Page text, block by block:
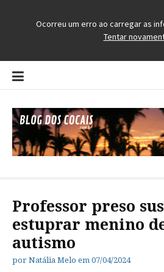
Pular
para
conteúdo
Professor preso
estuprar menino
autismo
por Natália Melo em 07/04/2024